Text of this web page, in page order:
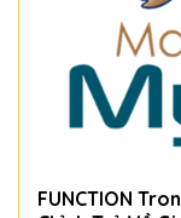
FUNCTION